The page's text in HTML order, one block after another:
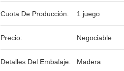
Cuota De Producción: 1 juego
Precio: Negociable
Detalles Del Embalaje: Madera